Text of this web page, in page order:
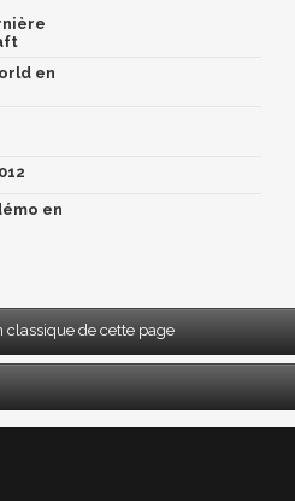
en
en
classique de cette page